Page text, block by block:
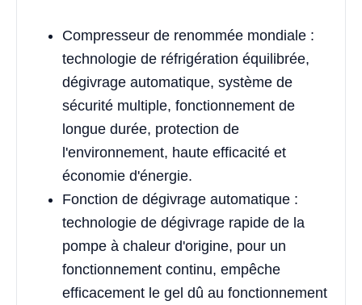
Compresseur de renommée mondiale :
technologie de réfrigération équilibrée,
dégivrage automatique, système de
sécurité multiple, fonctionnement de
longue durée, protection de
l'environnement, haute efficacité et
économie d'énergie.
Fonction de dégivrage automatique :
technologie de dégivrage rapide de la
pompe à chaleur d'origine, pour un
fonctionnement continu, empêche
efficacement le gel dû au fonctionnement